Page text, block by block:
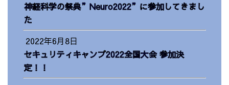
神経科学の祭典”Neuro2022”に参加してきまし
た
2022年6月8日
セキュリティキャンプ2022全国大会 参加決
定！！